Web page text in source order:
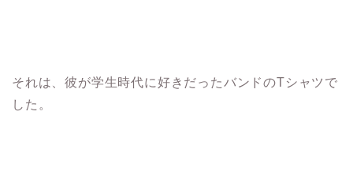
それは、彼が学生時代に好きだったバンドのTシャツで
した。